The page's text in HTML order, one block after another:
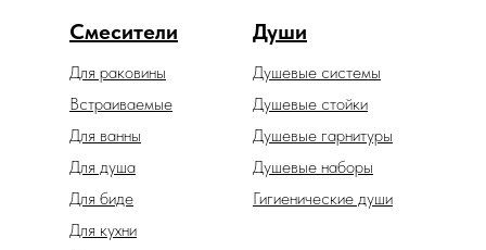
Смесители Души
Душевые гарнитуры
Душевые системы
Гигиенические души
Душевые наборы
Встраиваемые
Для биде
Для ванны
Для душа
Для раковины
Для кухни
Душевые стойки